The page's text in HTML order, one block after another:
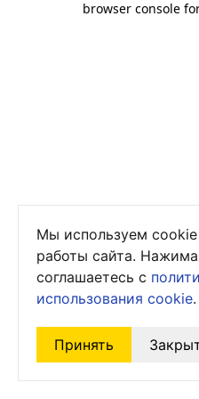
browser console
Мы используем
работы сайта.
соглашаетесь с
использования cookie.
Принять